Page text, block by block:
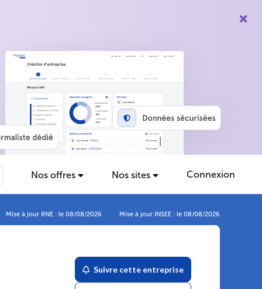
Nos offres Nos sites Connexion
Mise à jour RNE : le 08/08/2026 Mise à jour INSEE : le 08/08/2026
Suivre cette entreprise